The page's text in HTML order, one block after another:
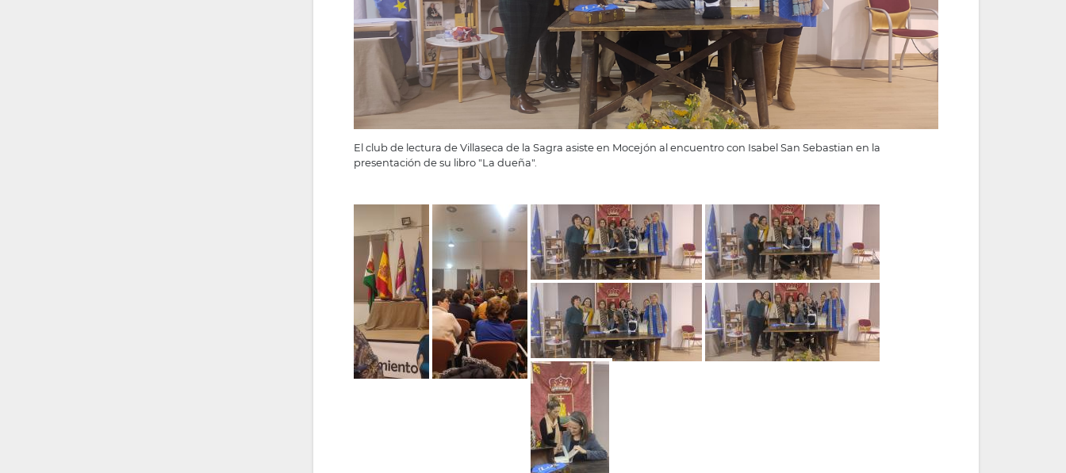
El club de lectura de Villaseca de la Sagra asiste en Mocejón al encuentro con Isabel San Sebastian en la
presentación de su libro "La dueña".